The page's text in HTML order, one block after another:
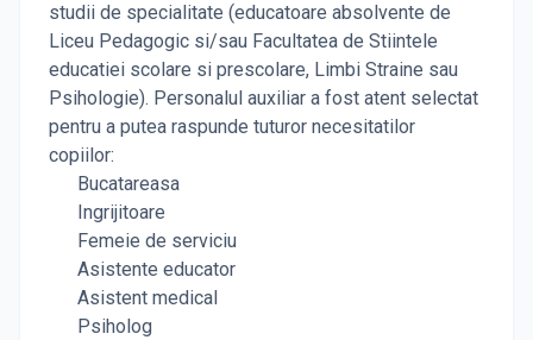
studii de specialitate (educatoare absolvente de
Liceu Pedagogic si/sau Facultatea de Stiintele
educatiei scolare si prescolare, Limbi Straine sau
Psihologie). Personalul auxiliar a fost atent selectat
pentru a putea raspunde tuturor necesitatilor
copiilor:
Bucatareasa
Ingrijitoare
Femeie de serviciu
Asistente educator
Asistent medical
Psiholog